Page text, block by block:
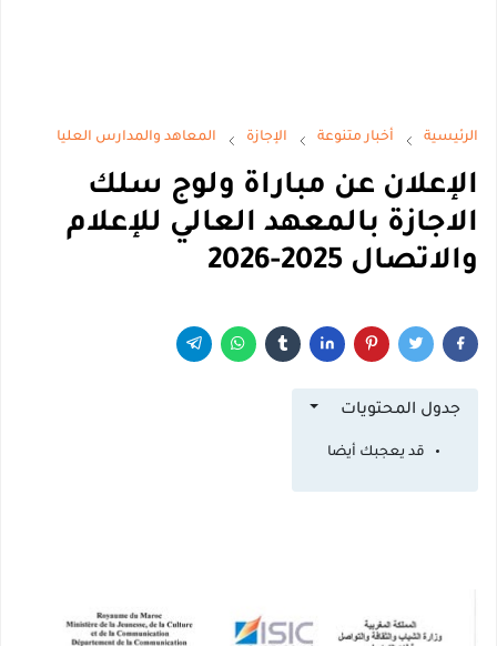
الرئيسية أخبار متنوعة الإجازة المعاهد والمدارس العليا
الإعلان عن مباراة ولوج سلك
الاجازة بالمعهد العالي للإعلام
والاتصال 2025-2026
جدول المحتويات
قد يعجبك أيضا